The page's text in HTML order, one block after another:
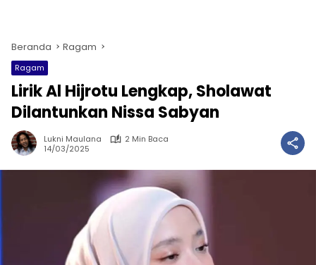
Beranda Ragam
Ragam
Lirik Al Hijrotu Lengkap, Sholawat
Dilantunkan Nissa Sabyan
Lukni Maulana
2 Min Baca
14/03/2025